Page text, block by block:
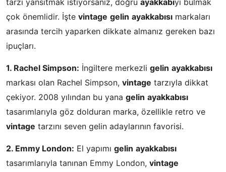
tarzı yansıtmak istiyorsanız, doğru ayakkabıyı bulmak
çok önemlidir. İşte vintage gelin ayakkabısı markaları
arasında tercih yaparken dikkate almanız gereken bazı
ipuçları.
1. Rachel Simpson: İngiltere merkezli gelin ayakkabısı
markası olan Rachel Simpson, vintage tarzıyla dikkat
çekiyor. 2008 yılından bu yana gelin ayakkabısı
tasarımlarıyla göz dolduran marka, özellikle retro ve
vintage tarzını seven gelin adaylarının favorisi.
2. Emmy London: El yapımı gelin ayakkabısı
tasarımlarıyla tanınan Emmy London, vintage